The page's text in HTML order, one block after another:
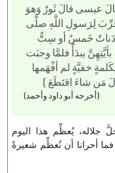
عيسى قالَ ثَورٌ وَهوَ
لِرَسولِ اللَّهِ صلَّى
بدَناتٌ خَمسٌ أو سِتٌّ
يبدَأُ فلمَّا وجبَت
خفيَّةٍ لم أفْهَمها
مَن شاءَ اقتَطَعَ }
(أخرجه أبو داود وأحمد)
جلاله، يُعظِّم هذا اليوم
أحرانا أن نُعظِّم شعيرةً